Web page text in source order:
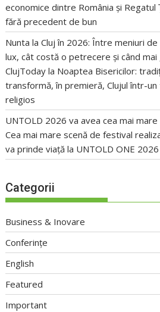
economice dintre România și Regatul
fără precedent de bun
Nunta la Cluj în 2026: Între meniuri
lux, cât costă o petrecere și când
ClujToday la Noaptea Bisericilor:
transformă, în premieră, Clujul într-
religios
UNTOLD 2026 va avea cea mai mare
Cea mai mare scenă de festival
va prinde viață la UNTOLD ONE 2026
Categorii
Business & Inovare
Conferințe
English
Featured
Important